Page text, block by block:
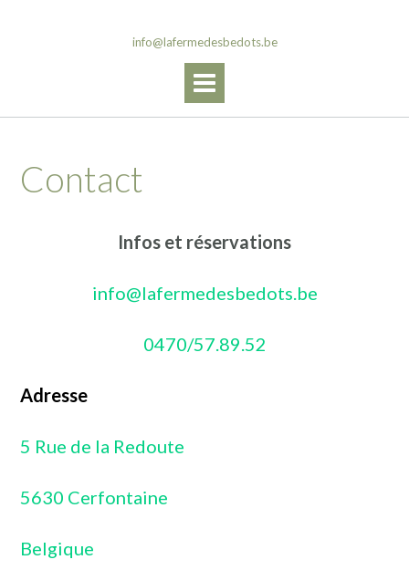
info@lafermedesbedots.be
Contact
Infos et réservations
info@lafermedesbedots.be
0470/57.89.52
Adresse
5 Rue de la Redoute
5630 Cerfontaine
Belgique